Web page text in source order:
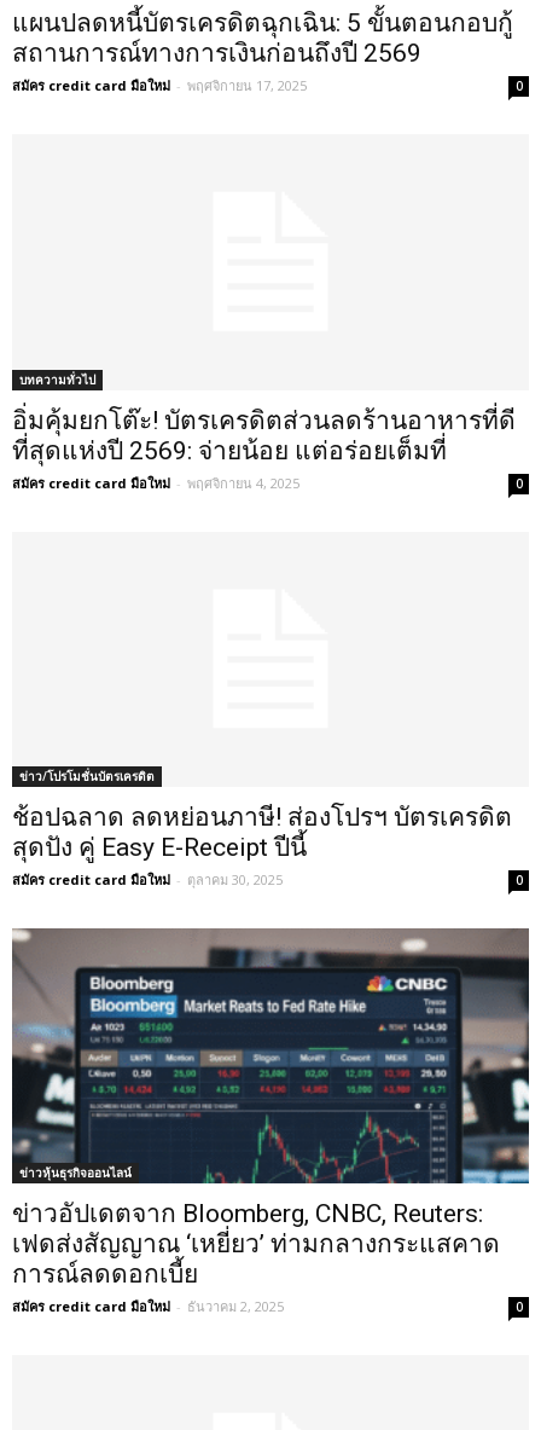
แผนปลดหนี้บัตรเครดิตฉุกเฉิน: 5 ขั้นตอนกอบกู้
สถานการณ์ทางการเงินก่อนถึงปี 2569
สมัคร credit card มือใหม่ - พฤศจิกายน 17, 2025 0
บทความทั่วไป
อิ่มคุ้มยกโต๊ะ! บัตรเครดิตส่วนลดร้านอาหารที่ดี
ที่สุดแห่งปี 2569: จ่ายน้อย แต่อร่อยเต็มที่
สมัคร credit card มือใหม่ - พฤศจิกายน 4, 2025 0
ข่าว/โปรโมชั่นบัตรเครดิต
ช้อปฉลาด ลดหย่อนภาษี! ส่องโปรฯ บัตรเครดิต
สุดปัง คู่ Easy E-Receipt ปีนี้
สมัคร credit card มือใหม่ - ตุลาคม 30, 2025 0
ข่าวหุ้นธุรกิจออนไลน์
ข่าวอัปเดตจาก Bloomberg, CNBC, Reuters:
เฟดส่งสัญญาณ ‘เหยี่ยว’ ท่ามกลางกระแสคาด
การณ์ลดดอกเบี้ย
สมัคร credit card มือใหม่ - ธันวาคม 2, 2025 0